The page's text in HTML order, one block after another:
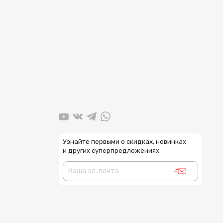
Узнайте первыми о скидках, новинках
и других суперпредложениях